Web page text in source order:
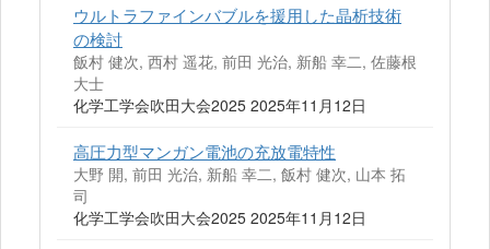
ウルトラファインバブルを援用した晶析技術
の検討
飯村 健次, 西村 遥花, 前田 光治, 新船 幸二, 佐藤根
大士
化学工学会吹田大会2025 2025年11月12日
高圧力型マンガン電池の充放電特性
大野 開, 前田 光治, 新船 幸二, 飯村 健次, 山本 拓
司
化学工学会吹田大会2025 2025年11月12日